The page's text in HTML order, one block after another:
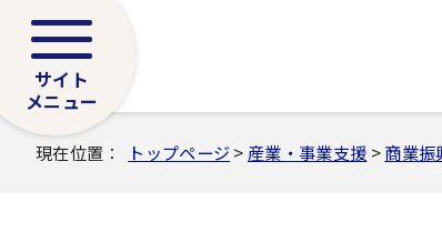
サイト
メニュー
現在位置： トップページ > 産業・事業支援 >商業振